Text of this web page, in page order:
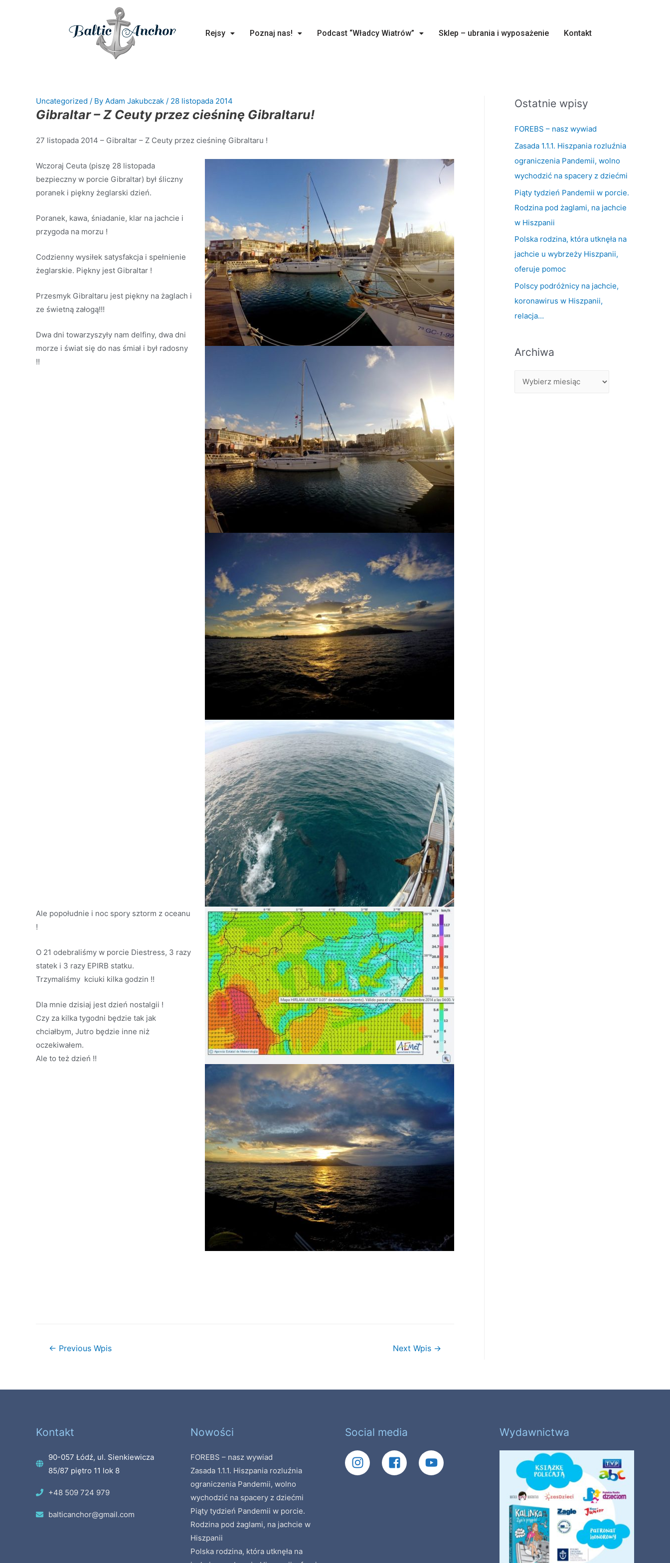
Rejsy Poznaj nas! Podcast “Władcy Wiatrów” Sklep – ubrania i wyposażenie Kontakt
Uncategorized / By Adam Jakubczak / 28 listopada 2014
Gibraltar – Z Ceuty przez cieśninę Gibraltaru!
27 listopada 2014 – Gibraltar – Z Ceuty przez cieśninę Gibraltaru !
Wczoraj Ceuta (piszę 28 listopada
bezpieczny w porcie Gibraltar) był śliczny
poranek i piękny żeglarski dzień.
Poranek, kawa, śniadanie, klar na jachcie i
przygoda na morzu !
Codzienny wysiłek satysfakcja i spełnienie
żeglarskie. Piękny jest Gibraltar !
Przesmyk Gibraltaru jest piękny na żaglach i
ze świetną załogą!!!
Dwa dni towarzyszyły nam delfiny, dwa dni
morze i świat się do nas śmiał i był radosny
!!
Ale popołudnie i noc spory sztorm z oceanu
!
O 21 odebraliśmy w porcie Diestress, 3 razy
statek i 3 razy EPIRB statku.
Trzymaliśmy kciuki kilka godzin !!
Dla mnie dzisiaj jest dzień nostalgii !
Czy za kilka tygodni będzie tak jak
chciałbym, Jutro będzie inne niż
oczekiwałem.
Ale to też dzień !!
← Previous Wpis Next Wpis →
Ostatnie wpisy
FOREBS – nasz wywiad
Zasada 1.1.1. Hiszpania rozluźnia
ograniczenia Pandemii, wolno
wychodzić na spacery z dziećmi
Piąty tydzień Pandemii w porcie.
Rodzina pod żaglami, na jachcie
w Hiszpanii
Polska rodzina, która utknęła na
jachcie u wybrzeży Hiszpanii,
oferuje pomoc
Polscy podróżnicy na jachcie,
koronawirus w Hiszpanii,
relacja…
Archiwa
Kontakt
90-057 Łódź, ul. Sienkiewicza
85/87 piętro 11 lok 8
+48 509 724 979
balticanchor@gmail.com
Nowości
FOREBS – nasz wywiad
Zasada 1.1.1. Hiszpania rozluźnia
ograniczenia Pandemii, wolno
wychodzić na spacery z dziećmi
Piąty tydzień Pandemii w porcie.
Rodzina pod żaglami, na jachcie w
Hiszpanii
Polska rodzina, która utknęła na
Social media Wydawnictwa